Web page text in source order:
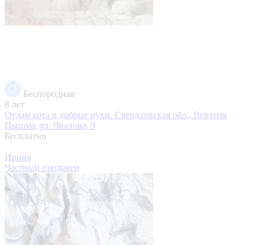
Беспородная
8 лет
Отдам кота в добрые руки. Свердловская обл., Верхняя
Пышма, ул. Чкалова, 9
Бесплатно
Ирина
Частный продавец